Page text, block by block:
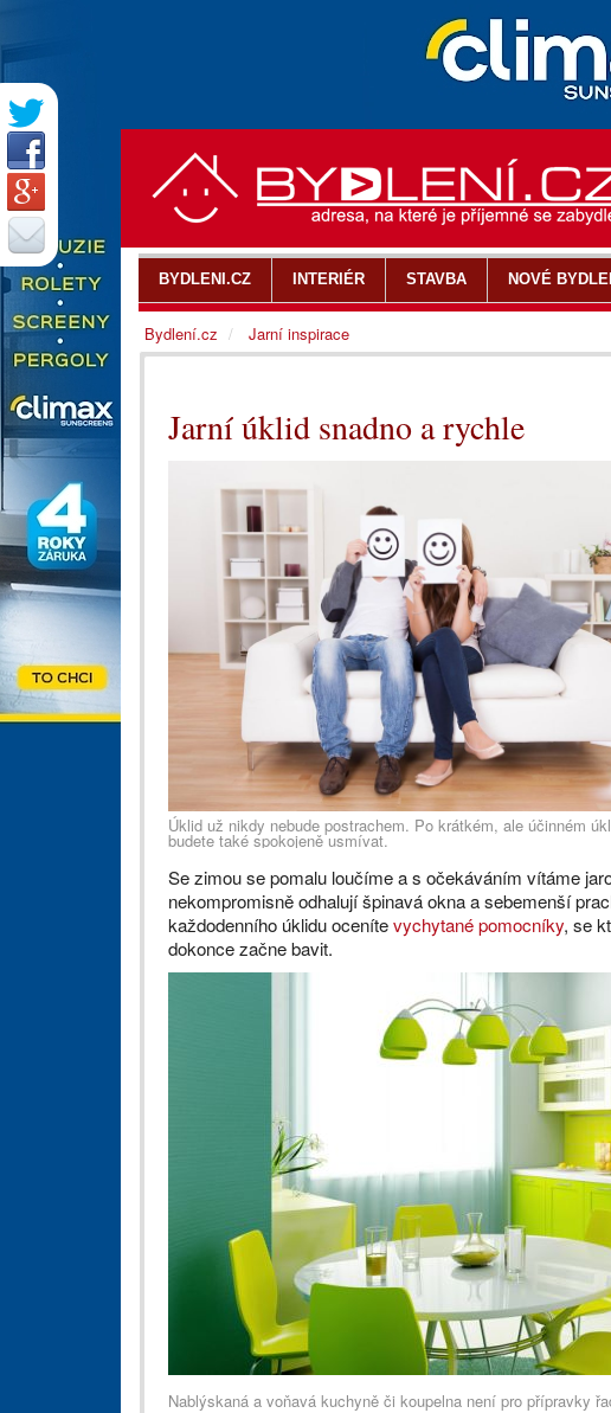
Jarní úklid snadno a rychle
Úklid už nikdy nebude postrachem. Po krátkém, ale účinném
budete také spokojeně usmívat.
Se zimou se pomalu loučíme a s očekáváním vítáme
nekompromisně odhalují špinavá okna a sebemenší
každodenního úklidu ocenítevychytané pomocníky, se
dokonce začne bavit.
Nablýskaná a voňavá kuchyně či koupelna není pro přípravky
BYDLENI.CZ INTERIÉR STAVBA NOVÉ
Bydlení.cz Jarní inspirace